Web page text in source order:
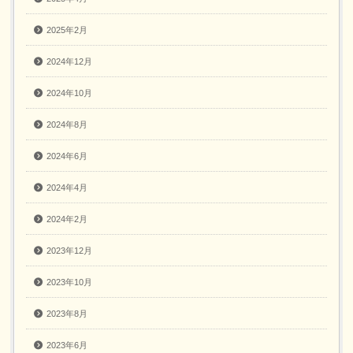
2025年2月
2024年12月
2024年10月
2024年8月
2024年6月
2024年4月
2024年2月
2023年12月
2023年10月
2023年8月
2023年6月